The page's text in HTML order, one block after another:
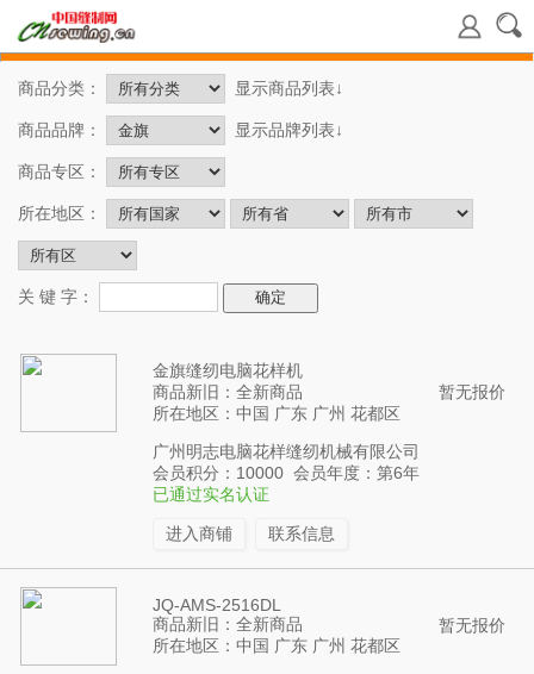
商品分类： 显示商品列表↓
商品品牌： 显示品牌列表↓
商品专区：
所在地区：
关 键 字：
金旗缝纫电脑花样机
商品新旧：全新商品
所在地区：中国 广东 广州 花都区
暂无报价
广州明志电脑花样缝纫机械有限公司
会员积分：10000 会员年度：第6年
已通过实名认证
进入商铺 联系信息
JQ-AMS-2516DL
商品新旧：全新商品
所在地区：中国 广东 广州 花都区
暂无报价